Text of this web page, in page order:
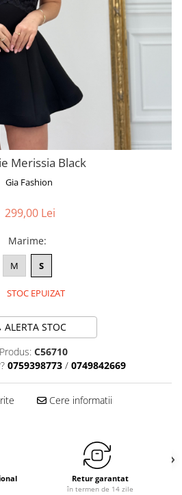
Merissia Black
Gia Fashion
299,00 Lei
Marime:
M S
STOC EPUIZAT
ALERTA STOC
C56710
0759398773 / 0749842669
Cere informatii
Retur garantat
în termen de 14 zile